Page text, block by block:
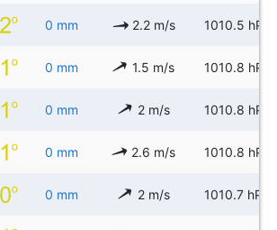
0 mm 2.2 m/s 1010.5 hPa
0 mm 1.5 m/s 1010.8 hPa
0 mm 2 m/s 1010.8 hPa
0 mm 2.6 m/s 1010.8 hPa
0 mm 2 m/s 1010.7 hPa